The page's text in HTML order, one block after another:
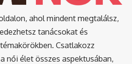
ahol mindent megtalálsz,
tanácsokat és
Csatlakozz
női élet összes aspektusában,